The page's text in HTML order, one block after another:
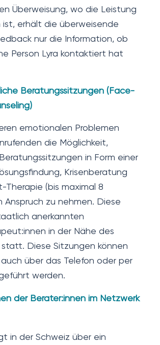
Überweisung, wo die Leistung
ist, erhält die überweisende
nur die Information, ob
Person Lyra kontaktiert hat
Beratungssitzungen (Face-
emotionalen Problemen
die Möglichkeit,
in Form einer
Krisenberatung
Therapie (bis maximal 8
Anspruch zu nehmen. Diese
anerkannten
in der Nähe des
Diese Sitzungen können
über das Telefon oder per
werden.
der Berater:innen im Netzwerk
in der Schweiz über ein